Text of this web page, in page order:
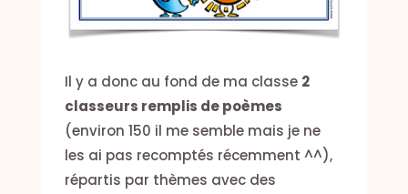
Il y a donc au fond de ma classe 2
classeurs remplis de poèmes
(environ 150 il me semble mais je ne
les ai pas recomptés récemment ^^),
répartis par thèmes avec des